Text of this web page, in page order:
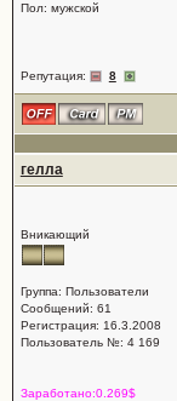
Пол: мужской
Репутация: 8
гелла
Вникающий
Группа: Пользователи
Сообщений: 61
Регистрация: 16.3.2008
Пользователь №: 4 169
Заработано:0.269$